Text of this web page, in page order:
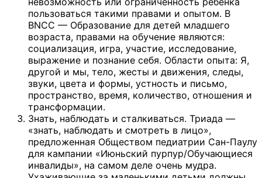
пользоваться такими правами и опытом. В
BNCC — Образование для детей младшего
возраста, правами на обучение являются:
социализация, игра, участие, исследование,
выражение и познание себя. Области опыта: Я,
другой и мы, тело, жесты и движения, следы,
звуки, цвета и формы, устность и письмо,
пространство, время, количество, отношения и
трансформации.
Знать, наблюдать и сталкиваться. Триада —
«знать, наблюдать и смотреть в лицо»,
предложенная Обществом педиатрии Сан-Паулу
для кампании «Июньский пурпур/Обучающиеся
инвалиды», на самом деле очень мудра.